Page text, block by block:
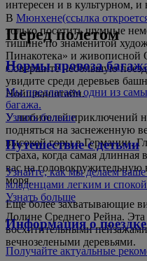
В Мюнхене(ссылка
только посетить шумные
тишине по знаменитой
Пинакотека» и живописной
Совершите небольшую
увидите среди деревьев
Нойшванштайн.
У любителей приключений
подняться на
высокой горы в Германии.
страха, когда самая
вас на головокружительную
моря.
Еще более захватывающие
Долине Среднего Рейна. Эта
восхитительными
вечнозелеными деревьями.
интересен и в культурном,
Перед полетом
Нормы провоза
Мы предлагаем одни из
багажа.
Узнать больше
Путешествие с детьми
Узнайте, как мы делаем
младенцами легким и
Узнать больше
Информация о поездке
Получайте актуальные